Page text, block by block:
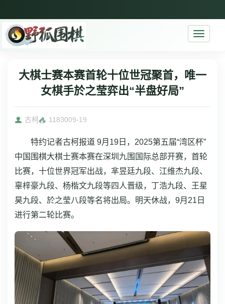
Toggle
大棋士赛本赛首轮十位世冠聚首，唯一
女棋手於之莹弈出“半盘好局”
古柯 1183009-19
特约记者古柯报道 9月19日，2025第五届“湾区杯”
中国围棋大棋士赛本赛在深圳九围国际总部开赛，首轮
比赛，十位世界冠军出战，芈昱廷九段、江维杰九段、
辜梓豪九段、杨楷文九段等四人晋级，丁浩九段、王星
昊九段、於之莹八段等名将出局。明天休战，9月21日
进行第二轮比赛。